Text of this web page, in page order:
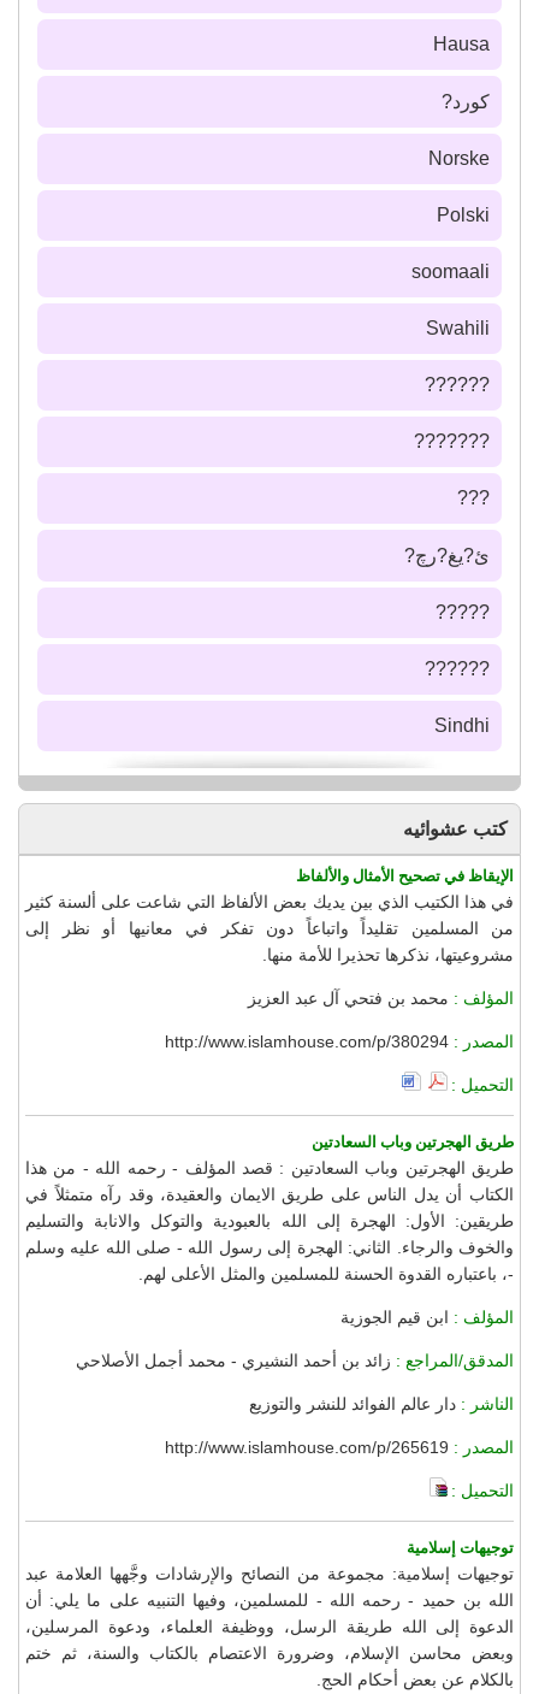
Hausa
كورد?
Norske
Polski
soomaali
Swahili
??????
???????
???
ئ?يغ?رچ?
?????
??????
Sindhi
كتب عشوائيه
الإيقاظ في تصحيح الأمثال والألفاظ
في هذا الكتيب الذي بين يديك بعض الألفاظ التي شاعت على ألسنة كثير
من المسلمين تقليداً واتباعاً دون تفكر في معانيها أو نظر إلى
مشروعيتها، نذكرها تحذيرا للأمة منها.
المؤلف : محمد بن فتحي آل عبد العزيز
المصدر : http://www.islamhouse.com/p/380294
التحميل :
طريق الهجرتين وباب السعادتين
طريق الهجرتين وباب السعادتين : قصد المؤلف - رحمه الله - من هذا
الكتاب أن يدل الناس على طريق الايمان والعقيدة، وقد رآه متمثلاً في
طريقين: الأول: الهجرة إلى الله بالعبودية والتوكل والانابة والتسليم
والخوف والرجاء. الثاني: الهجرة إلى رسول الله - صلى الله عليه وسلم
-، باعتباره القدوة الحسنة للمسلمين والمثل الأعلى لهم.
المؤلف : ابن قيم الجوزية
المدقق/المراجع : زائد بن أحمد النشيري - محمد أجمل الأصلاحي
الناشر : دار عالم الفوائد للنشر والتوزيع
المصدر : http://www.islamhouse.com/p/265619
التحميل :
توجيهات إسلامية
توجيهات إسلامية: مجموعة من النصائح والإرشادات وجَّهها العلامة عبد
الله بن حميد - رحمه الله - للمسلمين، وفيها التنبيه على ما يلي: أن
الدعوة إلى الله طريقة الرسل، ووظيفة العلماء، ودعوة المرسلين،
وبعض محاسن الإسلام، وضرورة الاعتصام بالكتاب والسنة، ثم ختم
بالكلام عن بعض أحكام الحج.